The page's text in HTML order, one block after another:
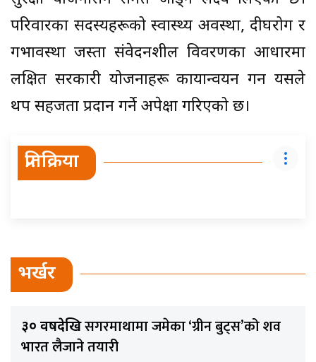
परिवारका सदस्यहरूको स्वास्थ्य अवस्था, दीर्घरोग र
गर्भावस्था जस्ता संवेदनशील विवरणका आधारमा
लक्षित सरकारी योजनाहरू कार्यान्वयन गर्न यसले
थप सहजता प्रदान गर्ने अपेक्षा गरिएको छ।
प्रतिक्रिया
भर्खर
३० वर्षदेखिसगरमाथामा जमेका ‘ग्रीन बुट्स’को शव
भारत लैजाने तयारी